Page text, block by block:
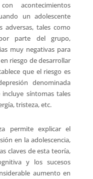
acontecimientos
un adolescente
adversas, tales como
parte del grupo,
muy negativas para
riesgo de desarrollar
que el riesgo es
denominada
incluye síntomas tales
tristeza, etc.
permite explicar el
en la adolescencia,
claves de esta teoría,
y los sucesos
aumento en